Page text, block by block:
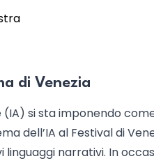
di Venezia
si sta imponendo
dell’IA al Festival di
narrativi. In